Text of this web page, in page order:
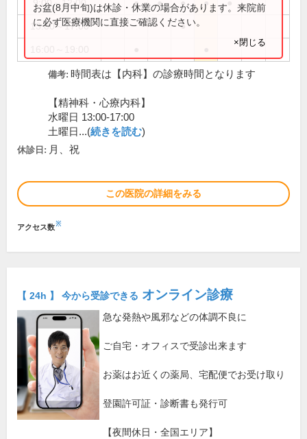
9:00～12:00 ● ● ● ●
13:00～17:00 ●
お盆(8月中旬)は休診・休業の場合があります。来院前
に必ず医療機関に直接ご確認ください。
×閉じる
備考: 時間表は【内科】の診療時間となります
【精神科・心療内科】
水曜日 13:00-17:00
土曜日...(続きを読む)
休診日: 月、祝
この医院の詳細をみる
アクセス数※
【 24h 】 今から受診できる オンライン診療
急な発熱や風邪などの体調不良に
ご自宅・オフィスで受診出来ます
お薬はお近くの薬局、宅配便でお受け取り
登園許可証・診断書も発行可
【夜間休日・全国エリア】